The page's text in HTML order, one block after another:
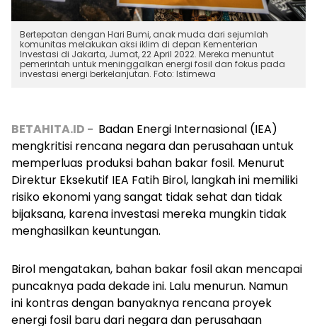
Bertepatan dengan Hari Bumi, anak muda dari sejumlah
komunitas melakukan aksi iklim di depan Kementerian
Investasi di Jakarta, Jumat, 22 April 2022. Mereka menuntut
pemerintah untuk meninggalkan energi fosil dan fokus pada
investasi energi berkelanjutan. Foto: Istimewa
BETAHITA.ID - Badan Energi Internasional (IEA)
mengkritisi rencana negara dan perusahaan untuk
memperluas produksi bahan bakar fosil. Menurut
Direktur Eksekutif IEA Fatih Birol, langkah ini memiliki
risiko ekonomi yang sangat tidak sehat dan tidak
bijaksana, karena investasi mereka mungkin tidak
menghasilkan keuntungan.
Birol mengatakan, bahan bakar fosil akan mencapai
puncaknya pada dekade ini. Lalu menurun. Namun
ini kontras dengan banyaknya rencana proyek
energi fosil baru dari negara dan perusahaan